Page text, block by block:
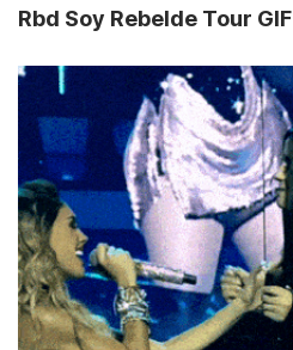
Rbd Soy Rebelde Tour GIF